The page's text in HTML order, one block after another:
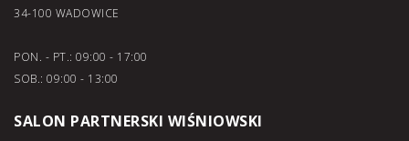
34-100 WADOWICE
PON. - PT.: 09:00 - 17:00
SOB.: 09:00 - 13:00
SALON PARTNERSKI WIŚNIOWSKI